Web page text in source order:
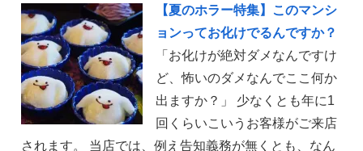
【夏のホラー特集】このマンシ
ョンってお化けでるんですか？
「お化けが絶対ダメなんですけ
ど、怖いのダメなんでここ何か
出ますか？」 少なくとも年に1
回くらいこいうお客様がご来店
されます。 当店では、例え告知義務が無くとも、なん